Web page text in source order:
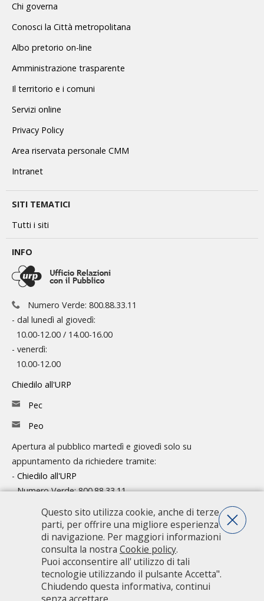
Chi governa
Conosci la Città metropolitana
Albo pretorio on-line
Amministrazione trasparente
Il territorio e i comuni
Servizi online
Privacy Policy
Area riservata personale CMM
Intranet
SITI TEMATICI
Tutti i siti
INFO
Numero Verde: 800.88.33.11
- dal lunedì al giovedì:
10.00-12.00 / 14.00-16.00
- venerdì:
10.00-12.00
Chiedilo all'URP
Pec
Peo
Apertura al pubblico martedì e giovedì solo su
appuntamento da richiedere tramite:
- Chiedilo all'URP
- Numero Verde: 800.88.33.11
Consulta l'organigramma
Accedi agli atti
Guida pratica ai servizi e alla modulistica
Città metropolitana di Milano - Via Vivaio, 1 - 20122 Milano - centralino
Questo sito utilizza cookie, anche di terze
parti, per offrire una migliore esperienza
di navigazione. Per maggiori informazioni
consulta la nostra Cookie policy.
Puoi acconsentire all' utilizzo di tali
tecnologie utilizzando il pulsante Accetta".
Chiudendo questa informativa, continui